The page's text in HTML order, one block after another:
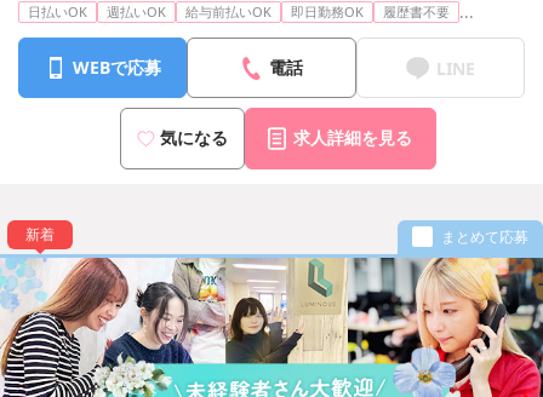
日払いOK 週払いOK 給与前払いOK 即日勤務OK 履歴書不要 ...
WEBで応募 電話 LINE
気になる 求人詳細を見る
新着 まとめて応募